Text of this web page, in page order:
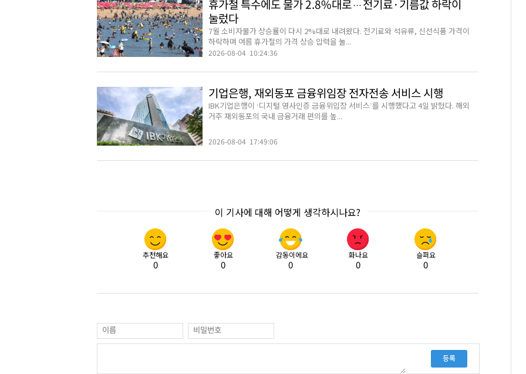
휴가철 특수에도 물가 2.8%대로…전기료·기름값 하락이
눌렀다
7월 소비자물가 상승률이 다시 2%대로 내려왔다. 전기료와 석유류, 신선식품 가격이
하락하며 여름 휴가철의 가격 상승 압력을 눌...
2026-08-04 10:24:36
기업은행, 재외동포 금융위임장 전자전송 서비스 시행
IBK기업은행이 ‘디지털 영사인증 금융위임장 서비스’를 시행했다고 4일 밝혔다. 해외
거주 재외동포의 국내 금융거래 편의를 높...
2026-08-04 17:49:06
이 기사에 대해 어떻게 생각하시나요?
추천해요
0
좋아요
0
감동이에요
0
화나요
0
슬퍼요
0
등록